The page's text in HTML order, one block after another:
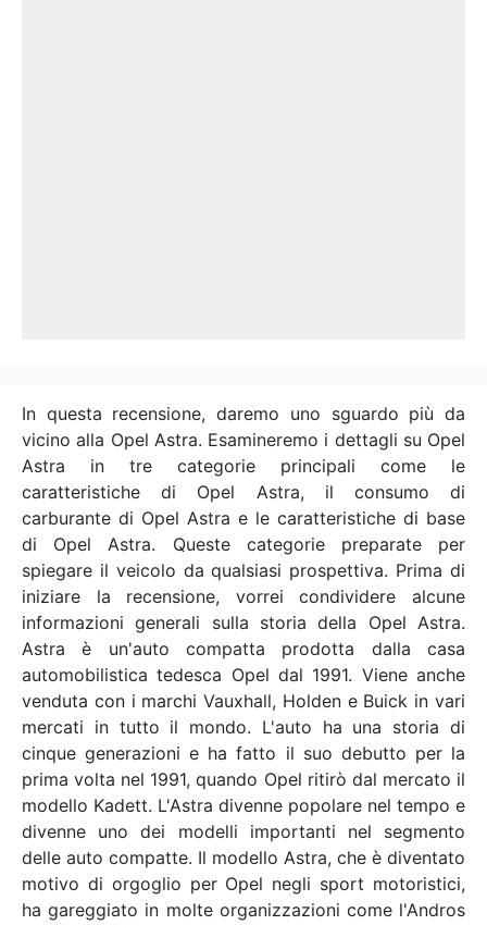
In questa recensione, daremo uno sguardo più da
vicino alla Opel Astra. Esamineremo i dettagli su Opel
Astra in tre categorie principali come le
caratteristiche di Opel Astra, il consumo di
carburante di Opel Astra e le caratteristiche di base
di Opel Astra. Queste categorie preparate per
spiegare il veicolo da qualsiasi prospettiva. Prima di
iniziare la recensione, vorrei condividere alcune
informazioni generali sulla storia della Opel Astra.
Astra è un'auto compatta prodotta dalla casa
automobilistica tedesca Opel dal 1991. Viene anche
venduta con i marchi Vauxhall, Holden e Buick in vari
mercati in tutto il mondo. L'auto ha una storia di
cinque generazioni e ha fatto il suo debutto per la
prima volta nel 1991, quando Opel ritirò dal mercato il
modello Kadett. L'Astra divenne popolare nel tempo e
divenne uno dei modelli importanti nel segmento
delle auto compatte. Il modello Astra, che è diventato
motivo di orgoglio per Opel negli sport motoristici,
ha gareggiato in molte organizzazioni come l'Andros